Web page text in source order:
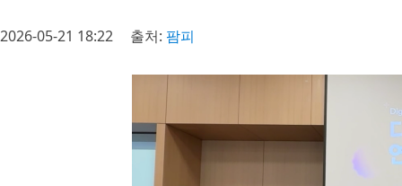
2026-05-21 18:22 출처: 팜피